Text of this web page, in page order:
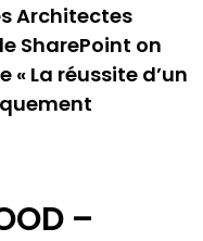
Architectes
SharePoint on
« La réussite d’un
–